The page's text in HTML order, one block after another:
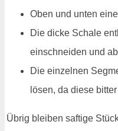
Oben und unten
Die dicke Schale
einschneiden und
Die einzelnen
lösen, da diese
Übrig bleiben saftige